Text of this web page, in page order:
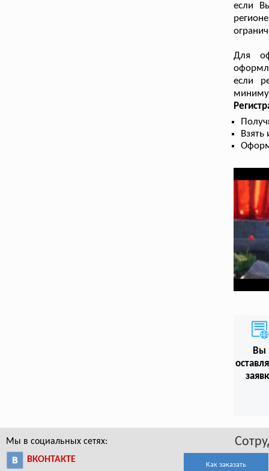
если
Для
если
Вы
Мы в социальных сетях:
ВКОНТАКТЕ
Как заказать